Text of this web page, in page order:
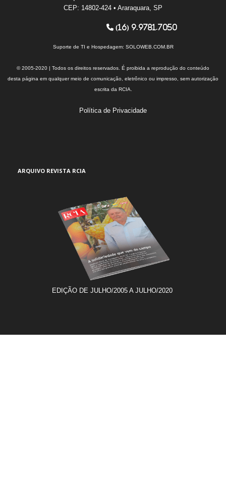
CEP: 14802-424 • Araraquara, SP
(16) 9.9781.7050
Suporte de TI e Hospedagem: SOLOWEB.COM.BR
© 2005-2020 | Todos os direitos reservados. É proibida a reprodução do conteúdo
desta página em qualquer meio de comunicação, eletrônico ou impresso, sem autorização
escrita da RCIA.
Política de Privacidade
ARQUIVO REVISTA RCIA
EDIÇÃO DE JULHO/2005 A JULHO/2020